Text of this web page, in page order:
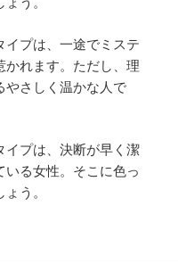
イプは、一途でミステ
かれます。ただし、理
やさしく温かな人で
イプは、決断が早く潔
いる女性。そこに色っ
う。